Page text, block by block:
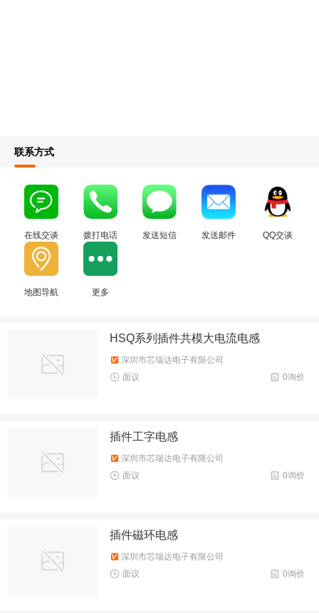
联系方式
在线交谈 拨打电话 发送短信 发送邮件 QQ交谈
地图导航 更多
HSQ系列插件共模大电流电感
深圳市芯瑞达电子有限公司
0询价
面议
插件工字电感
深圳市芯瑞达电子有限公司
0询价
面议
插件磁环电感
深圳市芯瑞达电子有限公司
0询价
面议